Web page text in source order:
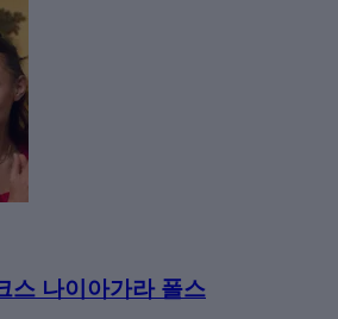
스 나이아가라 폴스